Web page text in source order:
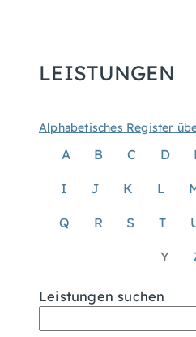
LEISTUNGEN
Alphabetisches Register
A B C D
I J K L
Q R S T
Y
Leistungen suchen